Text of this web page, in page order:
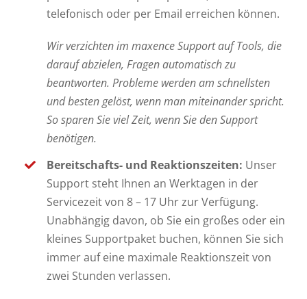
telefonisch oder per Email erreichen können.
Wir verzichten im maxence Support auf Tools, die
darauf abzielen, Fragen automatisch zu
beantworten. Probleme werden am schnellsten
und besten gelöst, wenn man miteinander spricht.
So sparen Sie viel Zeit, wenn Sie den Support
benötigen.
Bereitschafts- und Reaktionszeiten: Unser
Support steht Ihnen an Werktagen in der
Servicezeit von 8 – 17 Uhr zur Verfügung.
Unabhängig davon, ob Sie ein großes oder ein
kleines Supportpaket buchen, können Sie sich
immer auf eine maximale Reaktionszeit von
zwei Stunden verlassen.